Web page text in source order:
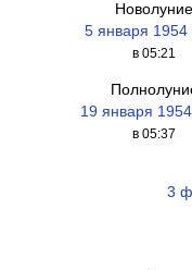
Новолуние
5 января 1954
в 05:21
19 января
в 05:37
3